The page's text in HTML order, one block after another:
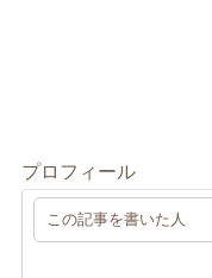
プロフィール
この記事を書いた人